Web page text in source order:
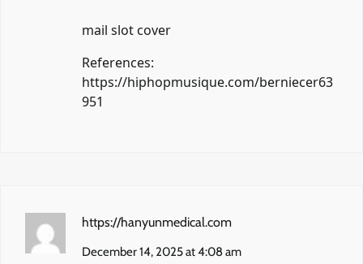
mail slot cover
References:
https://hiphopmusique.com/berniecer63
951
https://hanyunmedical.com
December 14, 2025 at 4:08 am